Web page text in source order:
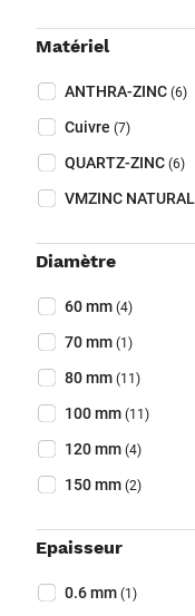
Matériel
Matériel (Optionnel)
ANTHRA-ZINC (6)
Cuivre (7)
QUARTZ-ZINC (6)
VMZINC NATURAL
Diamètre
Diamètre (Optionnel)
60 mm (4)
70 mm (1)
80 mm (11)
100 mm (11)
120 mm (4)
150 mm (2)
Epaisseur
Epaisseur (Optionnel)
0.6 mm (1)